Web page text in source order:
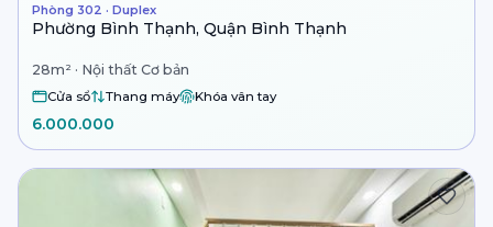
Phòng 302 · Duplex
Phường Bình Thạnh, Quận Bình Thạnh
28m² · Nội thất Cơ bản
Cửa sổ Thang máy Khóa vân tay
6.000.000